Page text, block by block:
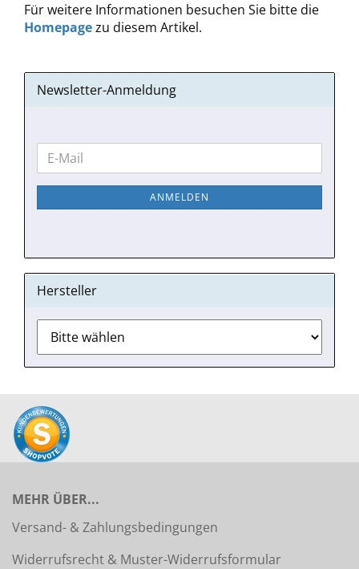
Für weitere Informationen besuchen Sie bitte die
Homepagezu diesem Artikel.
Newsletter-Anmeldung
WEITER
ZUR
NEWSLETTER-
E-
Mail
ANMELDEN
Hersteller
MEHR ÜBER...
Versand- & Zahlungsbedingungen
Widerrufsrecht & Muster-Widerrufsformular